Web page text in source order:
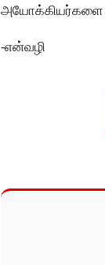
அயோக்கியர்களை
-என்வழி